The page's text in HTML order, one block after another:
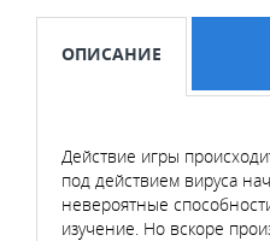
ОПИСАНИЕ
Действие игры
под действием вируса
невероятные
изучение. Но вскоре